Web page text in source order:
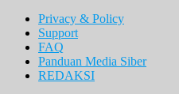
Privacy & Policy
Support
FAQ
Panduan Media Siber
REDAKSI